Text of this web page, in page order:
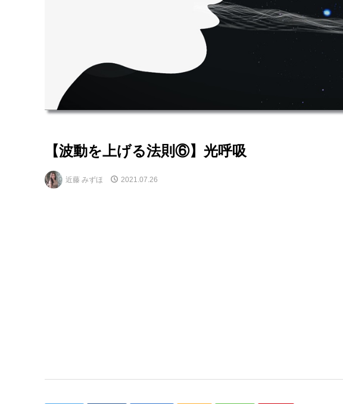
【波動を上げる法則⑥】光呼吸
近藤 みずほ 2021.07.26